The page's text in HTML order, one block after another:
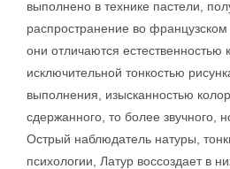
выполнено в технике пастели,
распространение во французском
они отличаются естественностью
исключительной тонкостью
выполнения, изысканностью
сдержанного, то более звучного,
Острый наблюдатель натуры,
психологии, Латур воссоздает в